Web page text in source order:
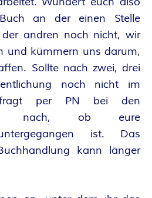
an der einen Stelle
andren noch nicht, wir
und kümmern uns darum,
Sollte nach zwei, drei
noch nicht im
per PN bei den
nach, ob eure
ist. Das
kann länger